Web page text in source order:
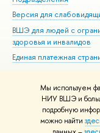
Мы используем
НИУ ВШЭ и
подробную
можно найти
Версия для
ВШЭ для людей с
здоровья и инвалидов
Единая платежная